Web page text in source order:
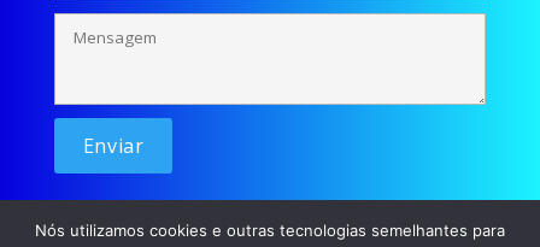
Nós utilizamos cookies e outras tecnologias semelhantes para